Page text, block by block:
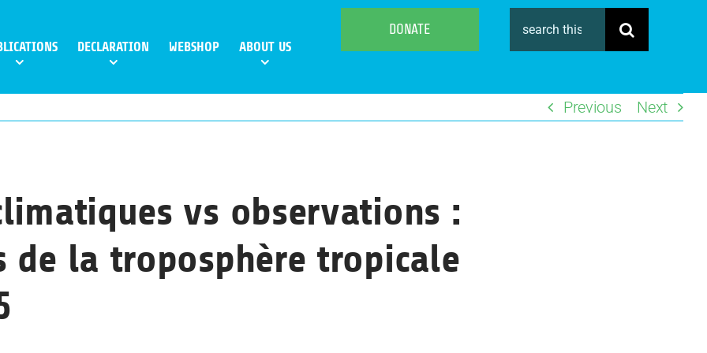
DECLARATION WEBSHOP ABOUT US
DONATE
Search
for:
Previous Next
vs observations :
de la troposphère tropicale